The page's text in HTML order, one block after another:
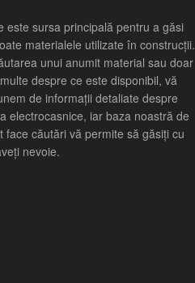
este sursa principală pentru a găsi
materialele utilizate în construcții.
unui anumit material sau doar
despre ce este disponibil, vă
de informații detaliate despre
electrocasnice, iar baza noastră de
face căutări vă permite să găsiți cu
nevoie.